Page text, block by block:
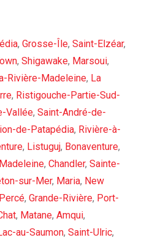
, Grosse-Île, Saint-Elzéar,
, Shigawake, Marsoui,
Rivière-Madeleine, La
, Ristigouche-Partie-Sud-
Vallée, Saint-André-de-
de-Patapédia, Rivière-à-
, Listuguj, Bonaventure,
, Chandler, Sainte-
sur-Mer, Maria, New
Percé, Grande-Rivière, Port-
, Matane, Amqui,
au-Saumon, Saint-Ulric,